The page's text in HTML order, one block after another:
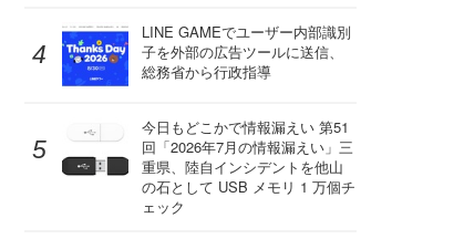
LINE GAMEでユーザー内部識別
子を外部の広告ツールに送信、
総務省から行政指導
今日もどこかで情報漏えい 第51
回「2026年7月の情報漏えい」三
重県、陸自インシデントを他山
の石として USB メモリ 1 万個チ
ェック